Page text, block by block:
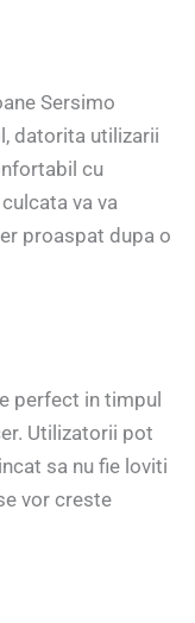
Sersimo
datorita utilizarii
cu
va va
proaspat dupa o
perfect in timpul
Utilizatorii pot
sa nu fie loviti
vor creste